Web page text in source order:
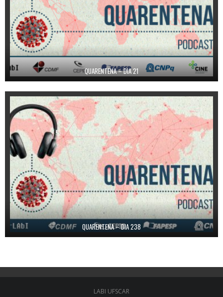
QUARENTENA – DIA 21
QUARENTENA – DIA 238
LABI UFSCAR